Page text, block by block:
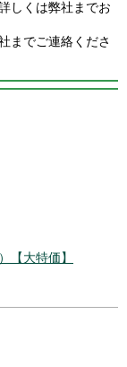
しくは弊社までお
までご連絡くださ
【大特価】